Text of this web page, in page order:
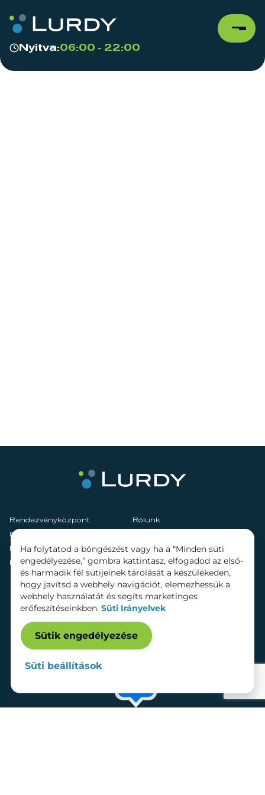
Nyitva:06:00 - 22:00
Rendezvényközpont
Rólunk
Fenntarthatóság
Hírek
Szolgáltatások
Kapcsolat
Bérelhető területek
Ha folytatod a böngészést vagy ha a “Minden süti
engedélyezése,” gombra kattintasz, elfogadod az első-
és harmadik fél sütijeinek tárolását a készülékeden,
hogy javítsd a webhely navigációt, elemezhessük a
webhely használatát és segíts marketinges
erőfeszítéseinkben. Süti Irányelvek
Sütik engedélyezése
Süti beállítások